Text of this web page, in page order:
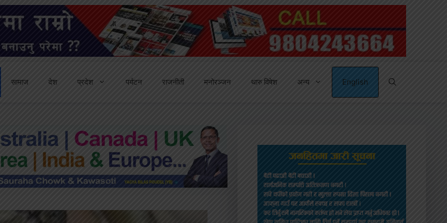
सामाज देश प्रदेश पर्यटन राजनीती मनोरञ्जन थारु विषेश अन्य English